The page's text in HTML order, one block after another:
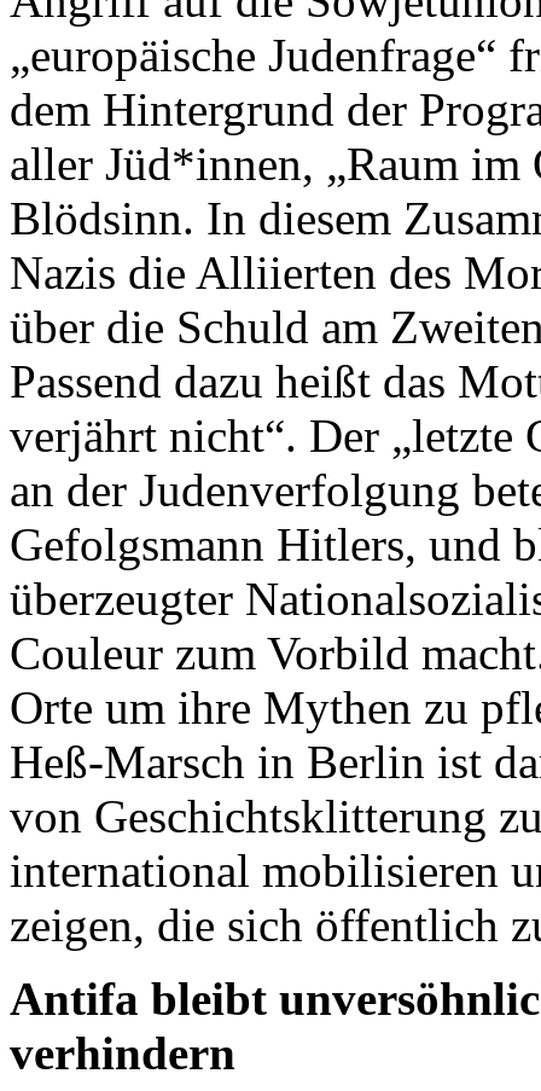
„europäische Judenfrage“
dem Hintergrund der
aller Jüd*innen, „Raum im
Blödsinn. In diesem
Nazis die Alliierten des
über die Schuld am
Passend dazu heißt das
verjährt nicht“. Der „letzte
an der Judenverfolgung
Gefolgsmann Hitlers, und
überzeugter
Couleur zum Vorbild
Orte um ihre Mythen zu
Heß-Marsch in Berlin ist
von Geschichtsklitterung
international mobilisieren
zeigen, die sich öffentlich
Antifa bleibt
verhindern